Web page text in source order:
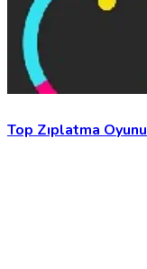
Top Zıplatma Oyunu